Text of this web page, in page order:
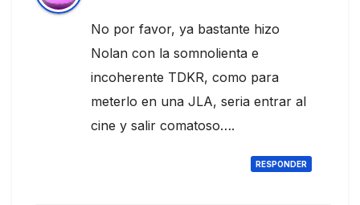
No por favor, ya bastante hizo
Nolan con la somnolienta e
incoherente TDKR, como para
meterlo en una JLA, seria entrar al
cine y salir comatoso….
RESPONDER